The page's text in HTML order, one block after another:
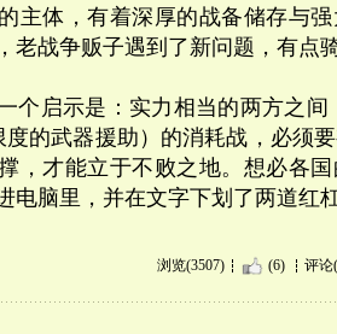
主体，有着深厚的战备储存与
老战争贩子遇到了新问题，有点
个启示是：实力相当的两方之间
度的武器援助）的消耗战，必须
，才能立于不败之地。想必各
电脑里，并在文字下划了两道红杠
浏览(3507) (6) 评论